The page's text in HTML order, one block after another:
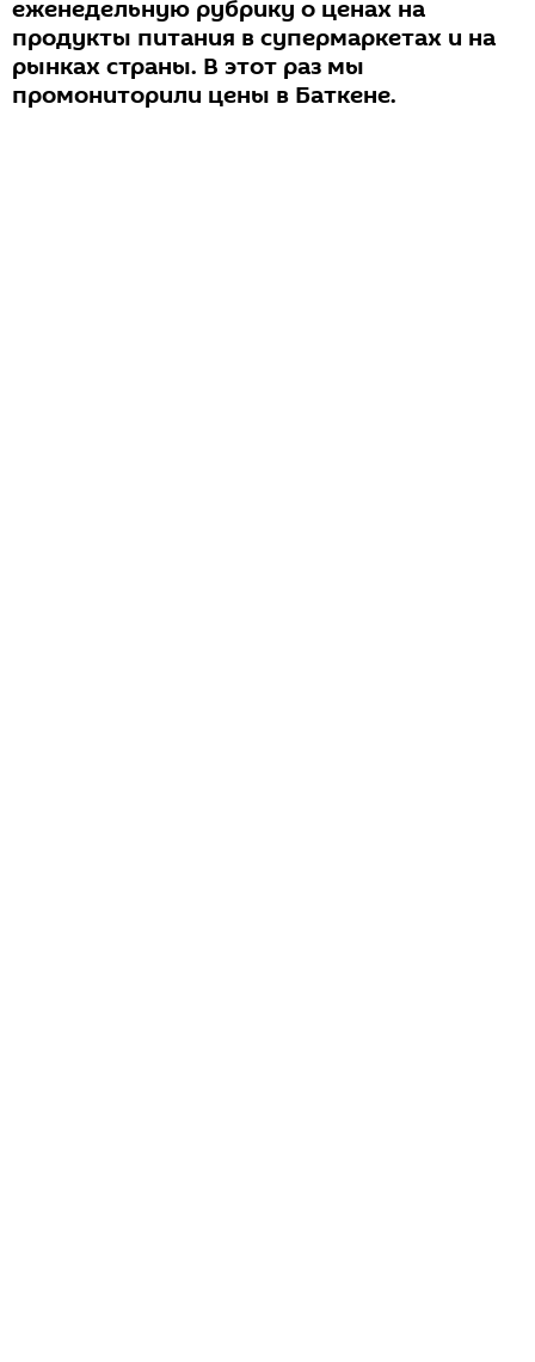
еженедельную рубрику о ценах на
продукты питания в супермаркетах и на
рынках страны. В этот раз мы
промониторили цены в Баткене.